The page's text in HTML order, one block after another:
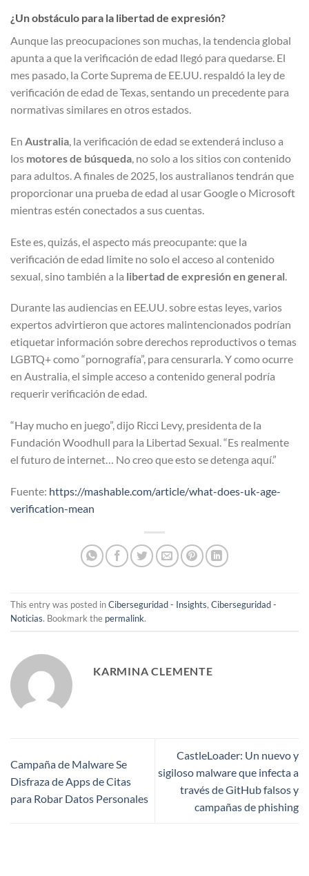
¿Un obstáculo para la libertad de expresión?
Aunque las preocupaciones son muchas, la tendencia global
apunta a que la verificación de edad llegó para quedarse. El
mes pasado, la Corte Suprema de EE.UU. respaldó la ley de
verificación de edad de Texas, sentando un precedente para
normativas similares en otros estados.
En Australia , la verificación de edad se extenderá incluso a
los motores de búsqueda , no solo a los sitios con contenido
para adultos. A finales de 2025, los australianos tendrán que
proporcionar una prueba de edad al usar Google o Microsoft
mientras estén conectados a sus cuentas.
Este es, quizás, el aspecto más preocupante: que la
verificación de edad limite no solo el acceso al contenido
sexual, sino también a la libertad de expresión en general
Durante las audiencias en EE.UU. sobre estas leyes, varios
expertos advirtieron que actores malintencionados podrían
etiquetar información sobre derechos reproductivos o temas
LGBTQ+ como “pornografía”, para censurarla. Y como ocurre
en Australia, el simple acceso a contenido general podría
requerir verificación de edad.
“Hay mucho en juego”, dijo Ricci Levy, presidenta de la
Fundación Woodhull para la Libertad Sexual. “Es realmente
el futuro de internet… No creo que esto se detenga aquí.”
Fuente: https://mashable.com/article/what-does-uk-age-
verification-mean
This entry was posted inCiberseguridad - Insights, Ciberseguridad -
Noticias. Bookmark the permalink.
KARMINA CLEMENTE
Campaña de Malware Se
Disfraza de Apps de Citas
para Robar Datos Personales
CastleLoader: Un nuevo y
sigiloso malware que infecta a
través de GitHub falsos y
campañas de phishing